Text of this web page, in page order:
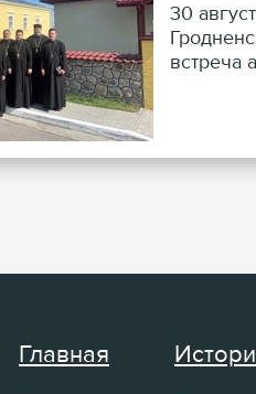
30
встреча
Главная